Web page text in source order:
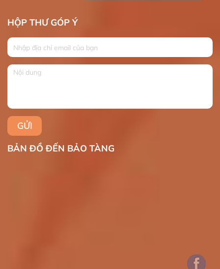
HỘP THƯ GÓP Ý
BẢN ĐỒ ĐẾN BẢO TÀNG